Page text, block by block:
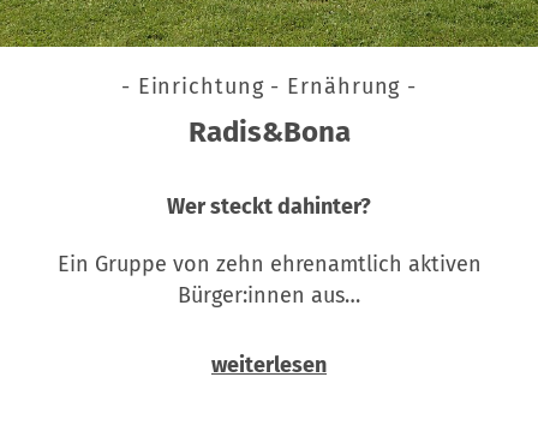
- Einrichtung - Ernährung -
Radis&Bona
Wer steckt dahinter?
Ein Gruppe von zehn ehrenamtlich aktiven
Bürger:innen aus…
weiterlesen